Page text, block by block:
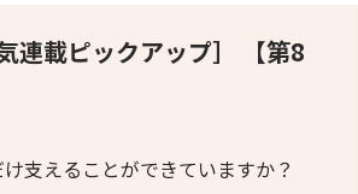
連載ピックアップ］ 【第8
支えることができていますか？